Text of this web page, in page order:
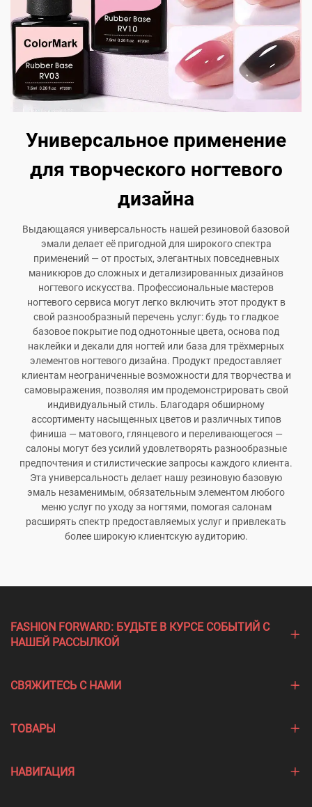
Универсальное применение
для творческого ногтевого
дизайна
Выдающаяся универсальность нашей резиновой базовой
эмали делает её пригодной для широкого спектра
применений — от простых, элегантных повседневных
маникюров до сложных и детализированных дизайнов
ногтевого искусства. Профессиональные мастеров
ногтевого сервиса могут легко включить этот продукт в
свой разнообразный перечень услуг: будь то гладкое
базовое покрытие под однотонные цвета, основа под
наклейки и декали для ногтей или база для трёхмерных
элементов ногтевого дизайна. Продукт предоставляет
клиентам неограниченные возможности для творчества и
самовыражения, позволяя им продемонстрировать свой
индивидуальный стиль. Благодаря обширному
ассортименту насыщенных цветов и различных типов
финиша — матового, глянцевого и переливающегося —
салоны могут без усилий удовлетворять разнообразные
предпочтения и стилистические запросы каждого клиента.
Эта универсальность делает нашу резиновую базовую
эмаль незаменимым, обязательным элементом любого
меню услуг по уходу за ногтями, помогая салонам
расширять спектр предоставляемых услуг и привлекать
более широкую клиентскую аудиторию.
FASHION FORWARD: БУДЬТЕ В КУРСЕ СОБЫТИЙ С
НАШЕЙ РАССЫЛКОЙ
СВЯЖИТЕСЬ С НАМИ
ТОВАРЫ
НАВИГАЦИЯ